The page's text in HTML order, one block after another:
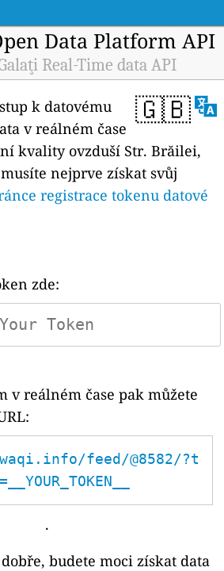
Data Platform API
Real-Time data API
🇬🇧
k datovému
v reálném čase
kvality ovzduší Str. Brăilei,
nejprve získat svůj
registrace tokenu datové
zde:
v reálném čase pak můžete
feed/@8582/?t
.
budete moci získat data